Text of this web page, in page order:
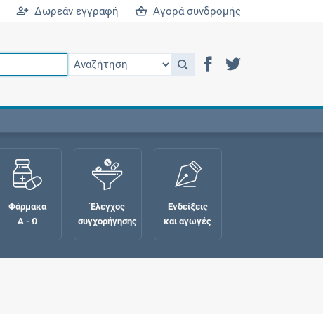
Δωρεάν εγγραφή Αγορά συνδρομής
Φάρμακα
Α - Ω
Έλεγχος
συγχορήγησης
Ενδείξεις
και αγωγές